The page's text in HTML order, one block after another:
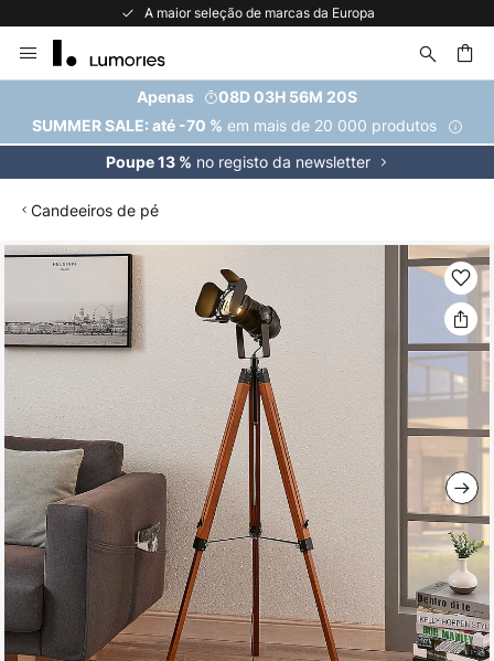
A maior seleção de marcas da Europa
para
Conteúdo
Apenas
08D 03H 56M 20S
SUMMER SALE: até -70 % em mais de 20 000 produtos
Poupe 13 % no registo da newsletter
Candeeiros de pé
Saltar
final
da
Galeria
de
imagens